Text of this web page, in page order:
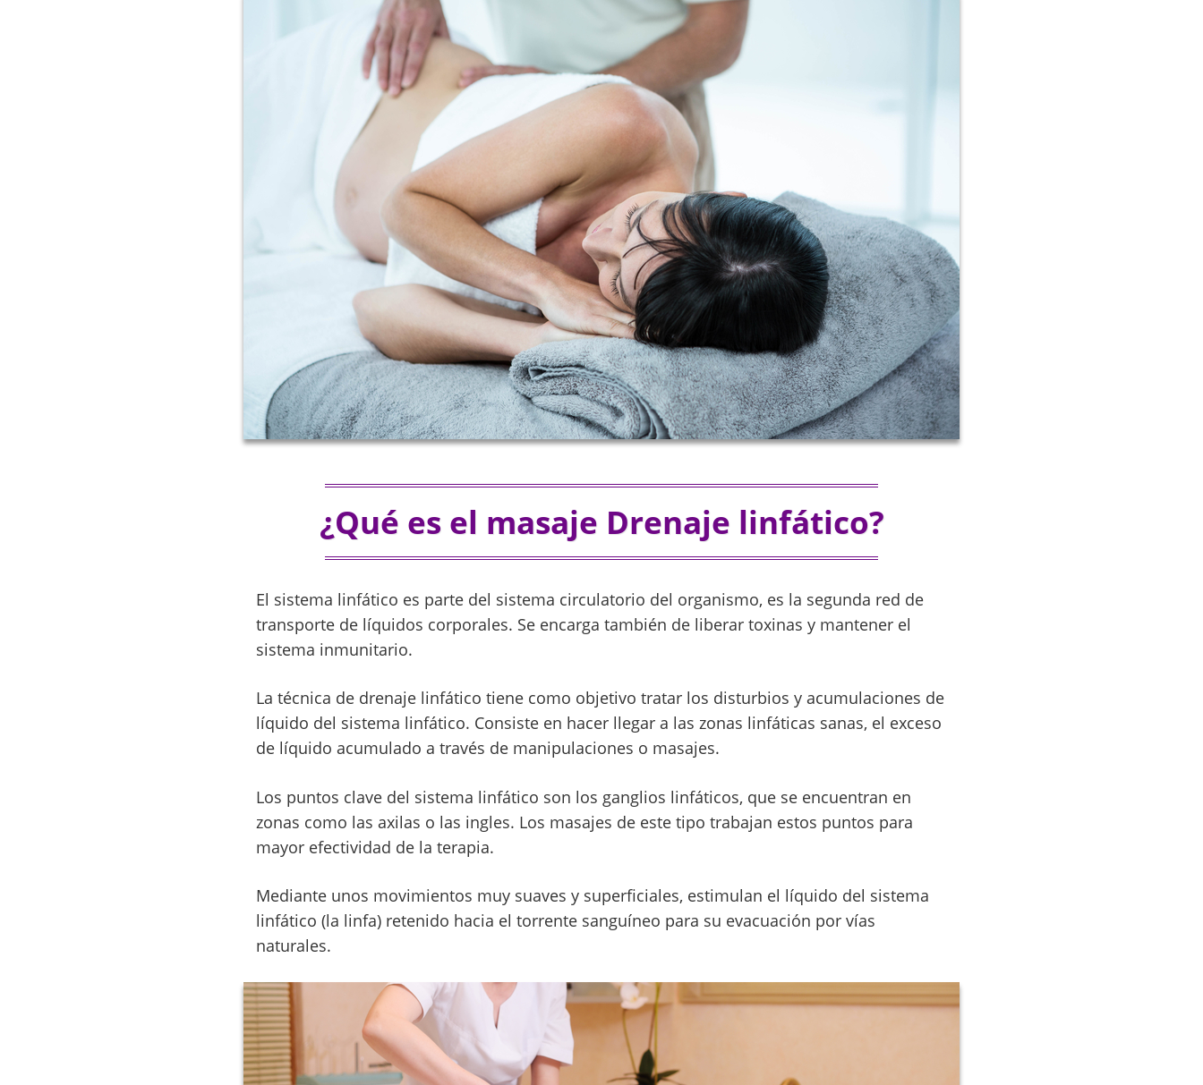
¿Qué es el masaje Drenaje linfático?
El sistema linfático es parte del sistema circulatorio del organismo, es la segunda red de
transporte de líquidos corporales. Se encarga también de liberar toxinas y mantener el
sistema inmunitario.
La técnica de drenaje linfático tiene como objetivo tratar los disturbios y acumulaciones de
líquido del sistema linfático. Consiste en hacer llegar a las zonas linfáticas sanas, el exceso
de líquido acumulado a través de manipulaciones o masajes.
Los puntos clave del sistema linfático son los ganglios linfáticos, que se encuentran en
zonas como las axilas o las ingles. Los masajes de este tipo trabajan estos puntos para
mayor efectividad de la terapia.
Mediante unos movimientos muy suaves y superficiales, estimulan el líquido del sistema
linfático (la linfa) retenido hacia el torrente sanguíneo para su evacuación por vías
naturales.